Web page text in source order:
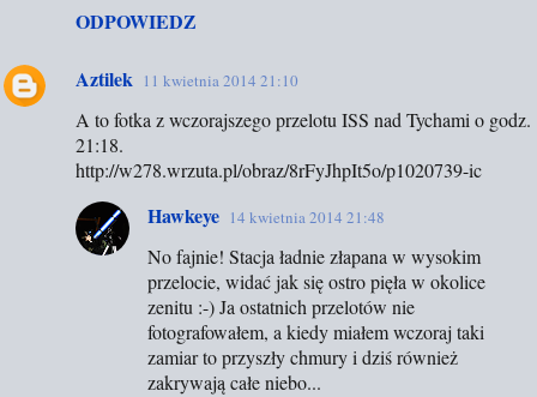
ODPOWIEDZ
Aztilek 11 kwietnia 2014 21:10
A to fotka z wczorajszego przelotu ISS nad Tychami o godz.
21:18.
http://w278.wrzuta.pl/obraz/8rFyJhpIt5o/p1020739-ic
Hawkeye 14 kwietnia 2014 21:48
No fajnie! Stacja ładnie złapana w wysokim
przelocie, widać jak się ostro pięła w okolice
zenitu :-) Ja ostatnich przelotów nie
fotografowałem, a kiedy miałem wczoraj taki
zamiar to przyszły chmury i dziś również
zakrywają całe niebo...